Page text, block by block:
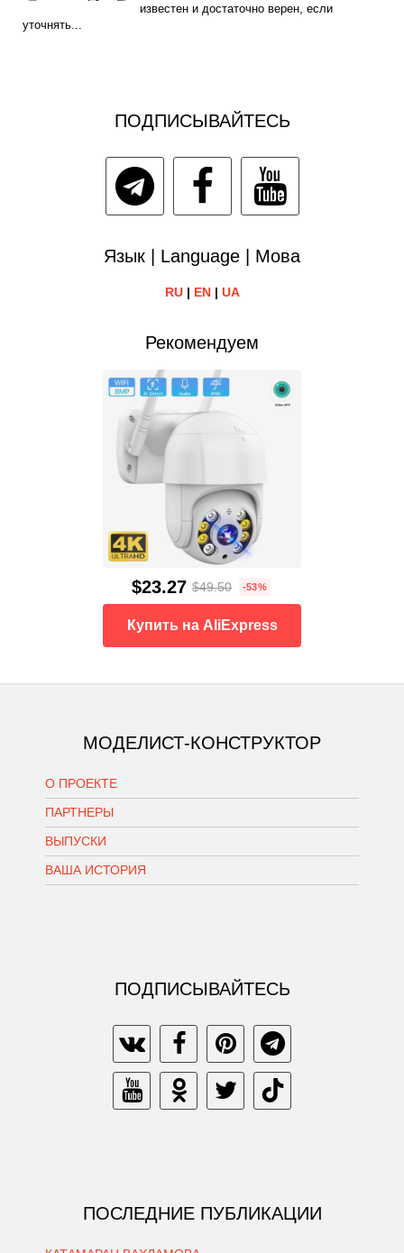
известен и достаточно верен, если
уточнять...
ПОДПИСЫВАЙТЕСЬ
Язык | Language | Мова
RU| EN| UA
Рекомендуем
$23.27 $49.50 -53%
Купить на AliExpress
МОДЕЛИСТ-КОНСТРУКТОР
О ПРОЕКТЕ
ПАРТНЕРЫ
ВЫПУСКИ
ВАША ИСТОРИЯ
ПОДПИСЫВАЙТЕСЬ
ПОСЛЕДНИЕ ПУБЛИКАЦИИ